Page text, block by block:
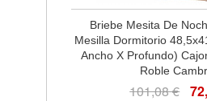
Briebe Mesita De
Mesilla Dormitorio
Ancho X Profundo)
Roble
101,08 €